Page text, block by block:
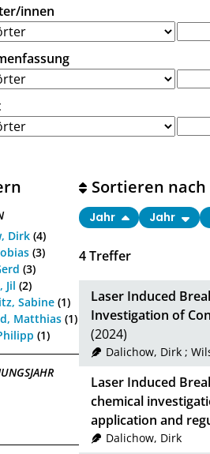
innen
Dirk (4)
(3)
(3)
Jil (2)
Sabine (1)
Matthias (1)
(1)
4Treffer
Sortieren nach
Jahr Jahr
Laser Induced
Investigation of
(2024)
Dalichow, Dirk;
Laser Induced
chemical
application and
Dalichow, Dirk